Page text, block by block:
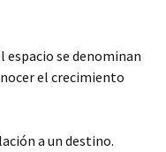
espacio se denominan
el crecimiento
a un destino.